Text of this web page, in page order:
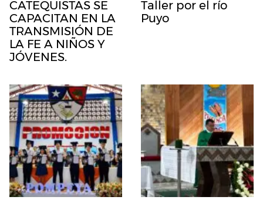
CATEQUISTAS SE
CAPACITAN EN LA
TRANSMISIÓN DE
LA FE A NIÑOS Y
JÓVENES.
Taller por el río
Puyo